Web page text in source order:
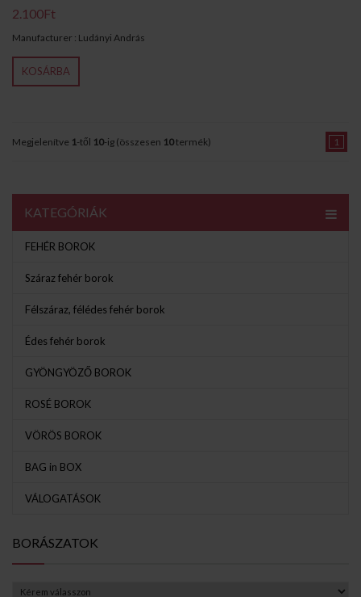
2.100Ft
Manufacturer : Ludányi András
KOSÁRBA
Megjelenítve 1-től 10-ig (összesen 10termék) 1
KATEGÓRIÁK
FEHÉR BOROK
Száraz fehér borok
Félszáraz, félédes fehér borok
Édes fehér borok
GYÖNGYÖZŐ BOROK
ROSÉ BOROK
VÖRÖS BOROK
BAG in BOX
VÁLOGATÁSOK
BORÁSZATOK